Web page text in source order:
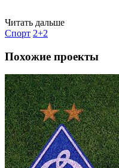
Читать дальше
Спорт 2+2
Похожие проекты